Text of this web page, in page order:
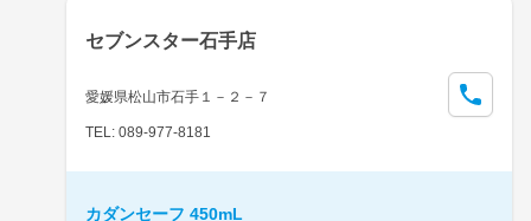
セブンスター石手店
愛媛県松山市石手１－２－７
TEL: 089-977-8181
カダンセーフ 450mL